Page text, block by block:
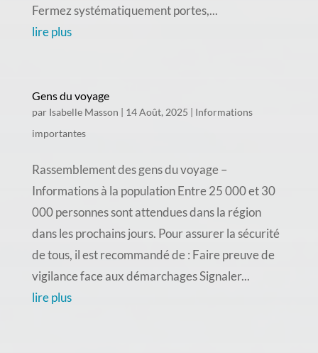
Fermez systématiquement portes,...
lire plus
Gens du voyage
par Isabelle Masson | 14 Août, 2025 | Informations
importantes
Rassemblement des gens du voyage –
Informations à la population Entre 25 000 et 30
000 personnes sont attendues dans la région
dans les prochains jours. Pour assurer la sécurité
de tous, il est recommandé de : Faire preuve de
vigilance face aux démarchages Signaler...
lire plus